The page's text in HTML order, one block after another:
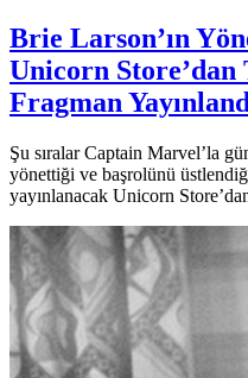
Brie Larson’ın
Unicorn Store’dan
Fragman
Şu sıralar Captain Marvel’la
yönettiği ve başrolünü
yayınlanacak Unicorn